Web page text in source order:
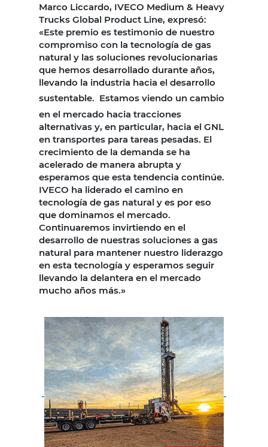
Marco Liccardo, IVECO Medium & Heavy
Trucks Global Product Line, expresó:
«Este premio es testimonio de nuestro
compromiso con la tecnología de gas
natural y las soluciones revolucionarias
que hemos desarrollado durante años,
llevando la industria hacia el desarrollo
sustentable. Estamos viendo un cambio
en el mercado hacia tracciones
alternativas y, en particular, hacia el GNL
en transportes para tareas pesadas. El
crecimiento de la demanda se ha
acelerado de manera abrupta y
esperamos que esta tendencia continúe.
IVECO ha liderado el camino en
tecnología de gas natural y es por eso
que dominamos el mercado.
Continuaremos invirtiendo en el
desarrollo de nuestras soluciones a gas
natural para mantener nuestro liderazgo
en esta tecnología y esperamos seguir
llevando la delantera en el mercado
mucho años más.»